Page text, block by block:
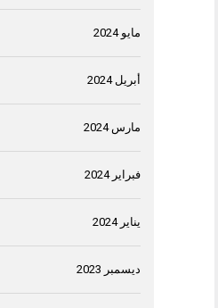
مايو 2024
أبريل 2024
مارس 2024
فبراير 2024
يناير 2024
ديسمبر 2023